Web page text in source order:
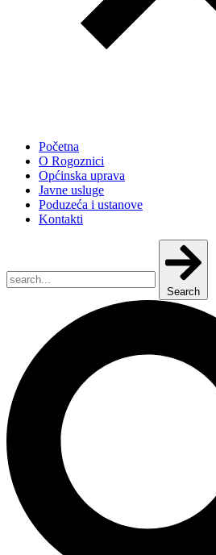
Početna
O Rogoznici
Općinska uprava
Javne usluge
Poduzeća i ustanove
Kontakti
Search